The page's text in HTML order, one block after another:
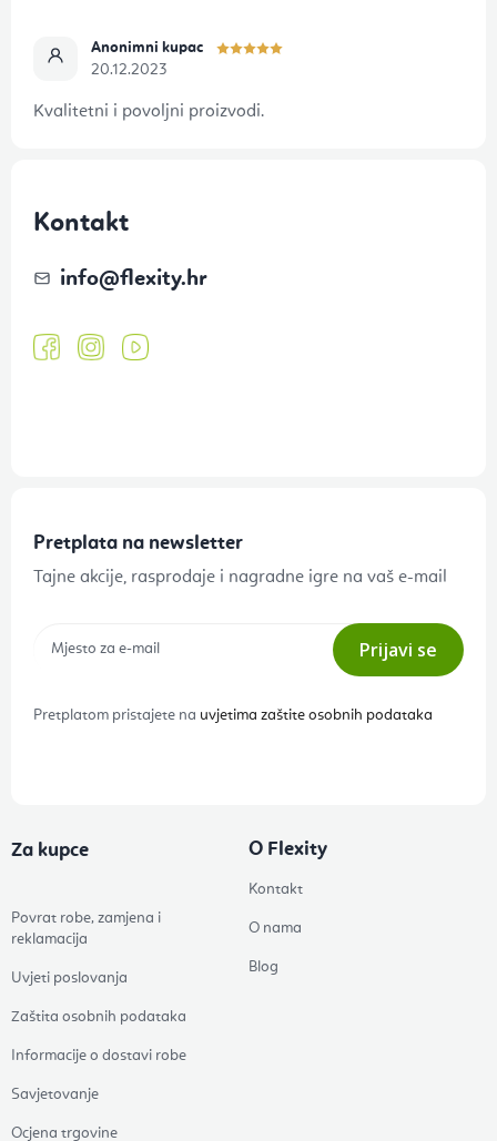
Anonimni kupac
20.12.2023
Kvalitetni i povoljni proizvodi.
Kontakt
info@flexity.hr
Pretplata na newsletter
Tajne akcije, rasprodaje i nagradne igre na vaš e-mail
Prijavi se
Pretplatom pristajete na uvjetima zaštite osobnih podataka
Za kupce
Povrat robe, zamjena i
reklamacija
Uvjeti poslovanja
Zaštita osobnih podataka
Informacije o dostavi robe
Savjetovanje
Ocjena trgovine
O Flexity
Kontakt
O nama
Blog